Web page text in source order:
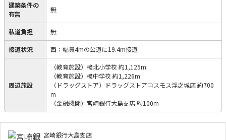
建築条件の
有無
無
私道負担 無
接道状況 西：幅員4mの公道に19.4m接道
周辺施設
（教育施設）檍北小学校 約1,125m
（教育施設）檍中学校 約1,226m
（ドラッグストア）ドラッグストアコスモス浮之城店 約700
m
（金融機関）宮崎銀行大島支店 約100m
宮崎銀行大島支店